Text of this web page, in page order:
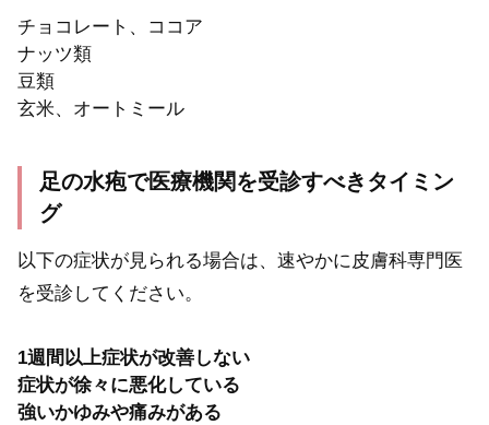
チョコレート、ココア
ナッツ類
豆類
玄米、オートミール
足の水疱で医療機関を受診すべきタイミン
グ
以下の症状が見られる場合は、速やかに皮膚科専門医
を受診してください。
1週間以上症状が改善しない
症状が徐々に悪化している
強いかゆみや痛みがある